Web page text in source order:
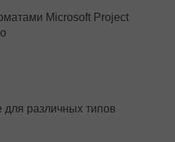
Microsoft Project
различных типов